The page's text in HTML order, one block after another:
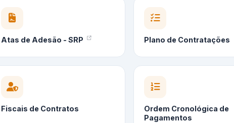
Atas de Adesão - SRP Plano de Contratações
Fiscais de Contratos
Ordem Cronológica de
Pagamentos